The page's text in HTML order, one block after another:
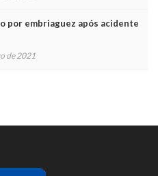
por embriaguez após acidente
de 2021